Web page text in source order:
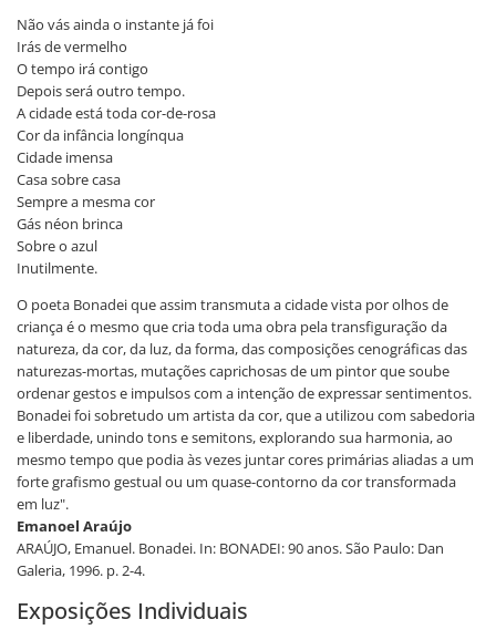
Não vás ainda o instante já foi
Irás de vermelho
O tempo irá contigo
Depois será outro tempo.
A cidade está toda cor-de-rosa
Cor da infância longínqua
Cidade imensa
Casa sobre casa
Sempre a mesma cor
Gás néon brinca
Sobre o azul
Inutilmente.
O poeta Bonadei que assim transmuta a cidade vista por olhos de
criança é o mesmo que cria toda uma obra pela transfiguração da
natureza, da cor, da luz, da forma, das composições cenográficas das
naturezas-mortas, mutações caprichosas de um pintor que soube
ordenar gestos e impulsos com a intenção de expressar sentimentos.
Bonadei foi sobretudo um artista da cor, que a utilizou com sabedoria
e liberdade, unindo tons e semitons, explorando sua harmonia, ao
mesmo tempo que podia às vezes juntar cores primárias aliadas a um
forte grafismo gestual ou um quase-contorno da cor transformada
em luz".
Emanoel Araújo
ARAÚJO, Emanuel. Bonadei. In: BONADEI: 90 anos. São Paulo: Dan
Galeria, 1996. p. 2-4.
Exposições Individuais